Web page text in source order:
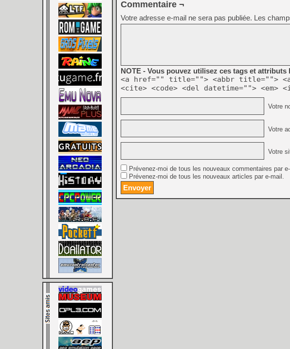
Commentaire ¬
Votre adresse e-mail ne sera pas publiée. Les
NOTE - Vous pouvez utilisez ces tags et attributs
<a href="" title=""> <abbr title="">
<cite> <code> <del datetime="">
Votre
Votre
Votre
Prévenez-moi de tous les nouveaux commentaires par e-
Prévenez-moi de tous les nouveaux articles par e-mail.